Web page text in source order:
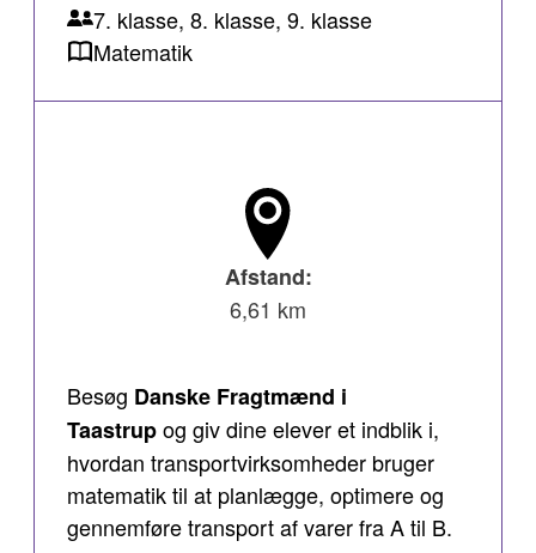
7. klasse, 8. klasse, 9. klasse
Matematik
Afstand:
6,61 km
Besøg Danske Fragtmænd i
Taastrupog giv dine elever et indblik i,
hvordan transportvirksomheder bruger
matematik til at planlægge, optimere og
gennemføre transport af varer fra A til B.